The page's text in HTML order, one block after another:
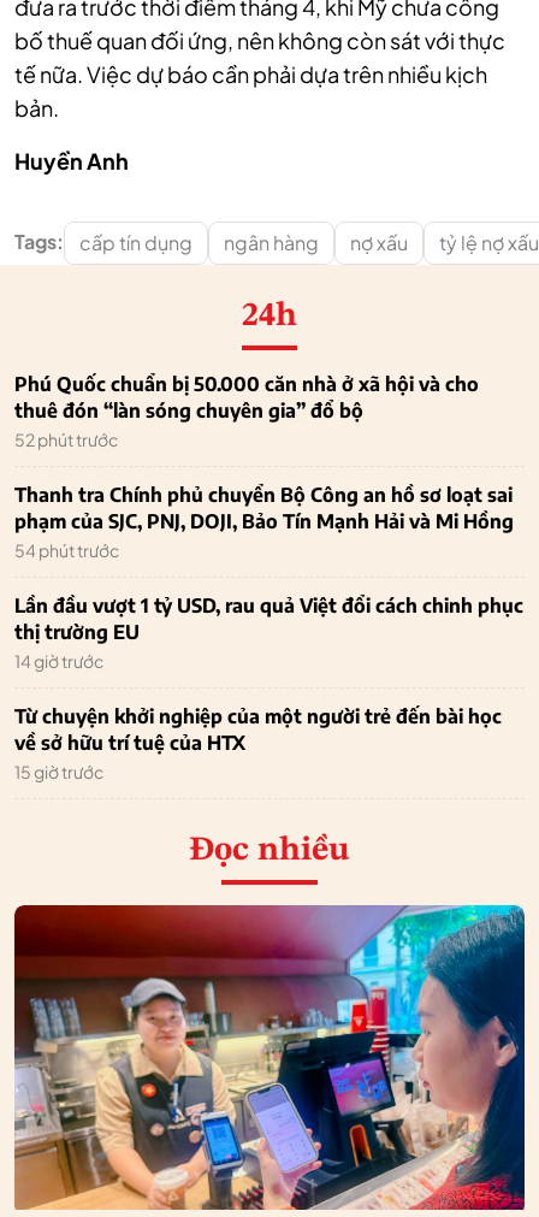
đưa ra trước thời điểm tháng 4, khi Mỹ chưa công
bố thuế quan đối ứng, nên không còn sát với thực
tế nữa. Việc dự báo cần phải dựa trên nhiều kịch
bản.
Huyền Anh
Tags: cấp tín dụng ngân hàng nợ xấu tỷ lệ nợ xấu
24h
Phú Quốc chuẩn bị 50.000 căn nhà ở xã hội và cho
thuê đón “làn sóng chuyên gia” đổ bộ
52 phút trước
Thanh tra Chính phủ chuyển Bộ Công an hồ sơ loạt sai
phạm của SJC, PNJ, DOJI, Bảo Tín Mạnh Hải và Mi Hồng
54 phút trước
Lần đầu vượt 1 tỷ USD, rau quả Việt đổi cách chinh phục
thị trường EU
14 giờ trước
Từ chuyện khởi nghiệp của một người trẻ đến bài học
về sở hữu trí tuệ của HTX
15 giờ trước
Đọc nhiều